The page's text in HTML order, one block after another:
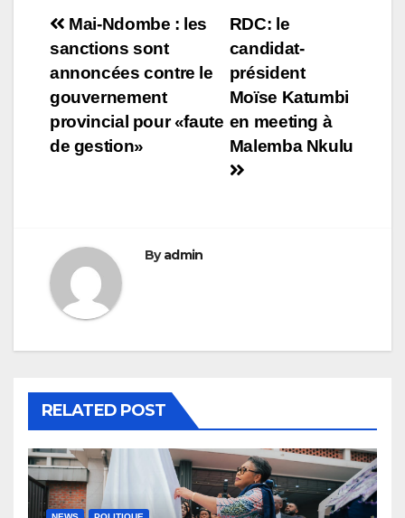
Navigation
de
l’article
RDC: le
candidat-
président
Moïse Katumbi
en meeting à
Malemba Nkulu
Mai-Ndombe : les
sanctions sont
annoncées contre le
gouvernement
provincial pour «faute
de gestion»
Byadmin
RELATED POST